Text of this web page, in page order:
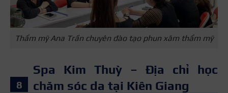
Thẩm mỹ Ana Trần chuyên đào tạo phun xăm thẩm mỹ
Spa Kim Thuỳ – Địa chỉ học
chăm sóc da tại Kiên Giang